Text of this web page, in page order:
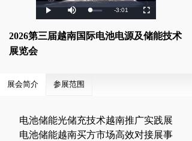
Video
Play
Mute
Loaded
0%
Progress
0%
Remaining
-3:01 Fullscreen
2026第三届越南国际电池电源及储能技术
展览会
展会简介 参展范围
电池储能光储充技术越南推广实践展
电池储能越南买方市场高效对接展事